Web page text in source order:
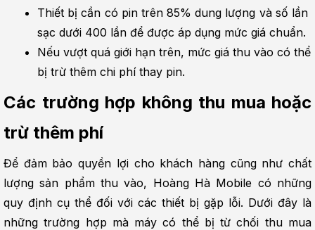
Thiết bị cần có pin trên 85% dung lượng và số lần
sạc dưới 400 lần để được áp dụng mức giá chuẩn.
Nếu vượt quá giới hạn trên, mức giá thu vào có thể
bị trừ thêm chi phí thay pin.
Các trường hợp không thu mua hoặc
trừ thêm phí
Để đảm bảo quyền lợi cho khách hàng cũng như chất
lượng sản phẩm thu vào, Hoàng Hà Mobile có những
quy định cụ thể đối với các thiết bị gặp lỗi. Dưới đây là
những trường hợp mà máy có thể bị từ chối thu mua